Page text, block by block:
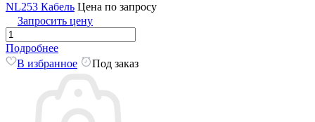
NL253 Кабель Цена по запросу
Запросить цену
Подробнее
В избранное
Под заказ